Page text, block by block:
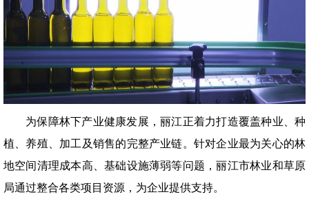
为保障林下产业健康发展，丽江正着力打造覆盖种业、种
植、养殖、加工及销售的完整产业链。针对企业最为关心的林
地空间清理成本高、基础设施薄弱等问题，丽江市林业和草原
局通过整合各类项目资源，为企业提供支持。